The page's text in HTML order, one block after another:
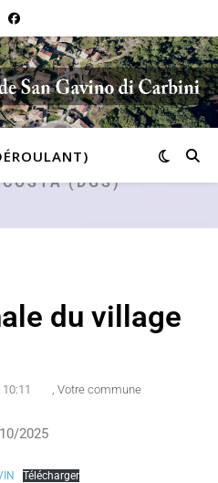
(DGS)
du village
10:11 , Votre commune
2025
Télécharger